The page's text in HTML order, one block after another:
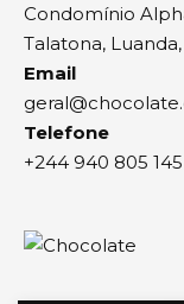
Condomínio
Talatona,
Email
Telefone
+244 940 805 145